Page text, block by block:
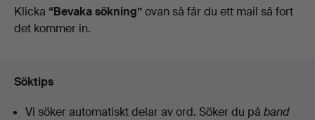
auktioner
Klicka “Bevaka sökning”ovan så får du ett mail så fort
det kommer in.
Söktips
Vi söker automatiskt delar av ord. Söker du på band